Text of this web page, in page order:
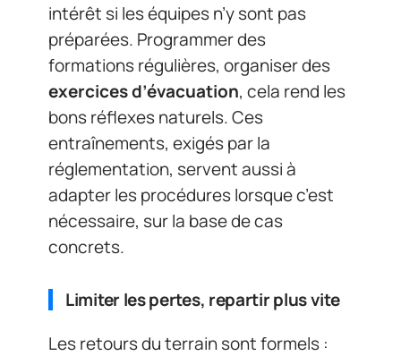
intérêt si les équipes n’y sont pas
préparées. Programmer des
formations régulières, organiser des
exercices d’évacuation, cela rend les
bons réflexes naturels. Ces
entraînements, exigés par la
réglementation, servent aussi à
adapter les procédures lorsque c’est
nécessaire, sur la base de cas
concrets.
Limiter les pertes, repartir plus vite
Les retours du terrain sont formels :